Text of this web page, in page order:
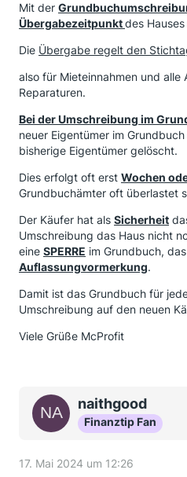
Mit der
Übergabezeitpunktdes
Die Übergabe regelt den
also für Mieteinnahmen und alle
Reparaturen.
Bei der Umschreibung im
neuer Eigentümer im
bisherige Eigentümer gelöscht.
Dies erfolgt oft erst Wochen
Grundbuchämter oft überlastet
Der Käufer hat als Sicherheit
Umschreibung das Haus nicht
eine SPERRE im Grundbuch,
Auflassungvormerkung.
Damit ist das Grundbuch für
Umschreibung auf den neuen
Viele Grüße McProfit
naithgood
Finanztip Fan
17. Mai 2024 um 12:26